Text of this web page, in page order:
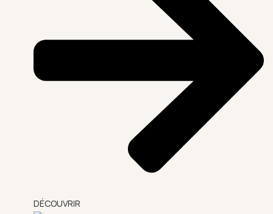
DÉCOUVRIR